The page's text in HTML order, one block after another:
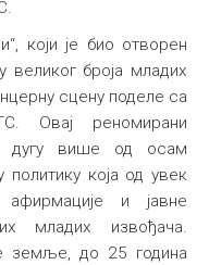
који је био отворен
великог броја младих
сцену поделе са
Овај реномирани
дугу више од осам
политику која од увек
и јавне
младих извођача.
земље, до 25 година